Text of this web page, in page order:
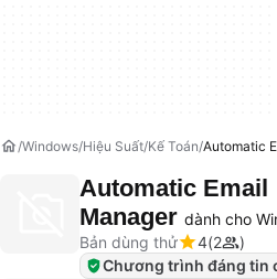
Windows Hiệu Suất Kế Toán Automatic
Automatic Email
Manager dành cho
Bản dùng thử
4 2
Chương trình đáng tin